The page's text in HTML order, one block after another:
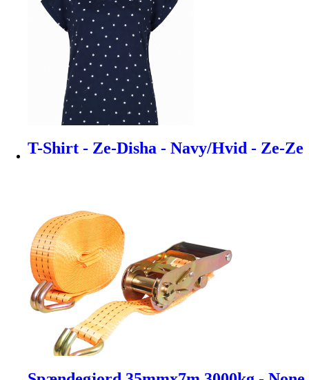
T-Shirt - Ze-Disha - Navy/Hvid - Ze-Ze